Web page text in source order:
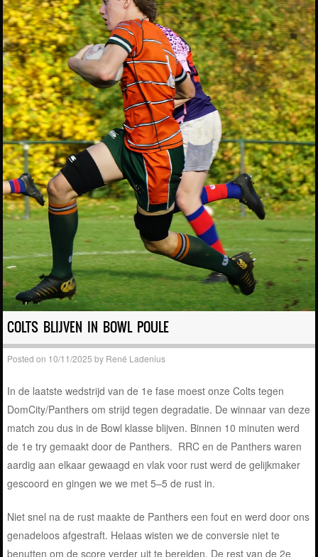
COLTS BLIJVEN IN BOWL POULE
Posted on 10/11/2025 by René Ladenius
In de laatste wedstrijd van de 1e fase moest onze Colts tegen
DomCity/Panthers om strijd tegen degradatie. De winnaar van deze
match zou dus in de Bowl klasse blijven. Binnen 10 minuten werd
de 1e try gemaakt door de Panthers. RRC en de Panthers waren
aardig aan elkaar gewaagd en vlak voor rust werd de gelijkmaker
gescoord en gingen we we met 5–5 de rust in.
Niet snel na de rust maakte de Panthers een fout en werd door ons
genadeloos afgestraft. Helaas wisten we de conversie niet te
benutten om de score verder uit te bereiden. De rest van de 2e